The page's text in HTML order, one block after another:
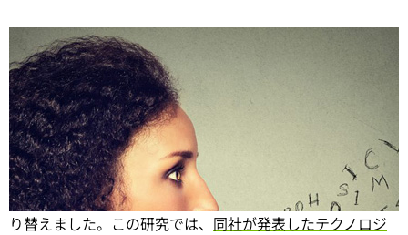
Share
マイクロソフトの研究者チームが 音声認識の世界記録 を塗
り替えました。この研究では、 同社が発表したテクノロジ